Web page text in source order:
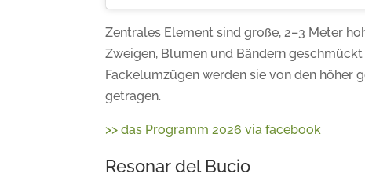
Zentrales Element sind große, 2–3 Meter
Zweigen, Blumen und Bändern
Fackelumzügen werden sie von den höher
getragen.
>> das Programm 2026 via facebook
Resonar del Bucio